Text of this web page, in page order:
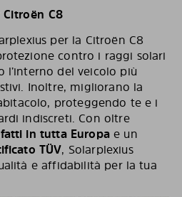
C8
per la Citroën C8
contro i raggi solari
l’interno del veicolo più
Inoltre, migliorano la
proteggendo te e i
indiscreti. Con oltre
in tutta Europae un
TÜV, Solarplexius
e affidabilità per la tua